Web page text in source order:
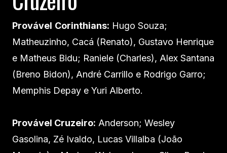
Provável Corinthians: Hugo Souza;
Matheuzinho, Cacá (Renato), Gustavo Henrique
e Matheus Bidu; Raniele (Charles), Alex Santana
(Breno Bidon), André Carrillo e Rodrigo Garro;
Memphis Depay e Yuri Alberto.
Provável Cruzeiro: Anderson; Wesley
Gasolina, Zé Ivaldo, Lucas Villalba (João